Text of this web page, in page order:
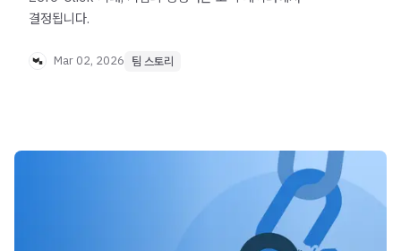
결정됩니다.
Mar 02, 2026 팀 스토리